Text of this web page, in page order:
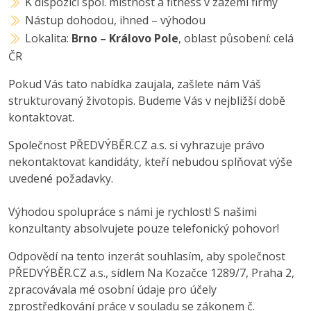
Nástup dohodou, ihned – výhodou
Lokalita: Brno – Královo Pole, oblast působení: celá
ČR
Pokud Vás tato nabídka zaujala, zašlete nám Váš
strukturovaný životopis. Budeme Vás v nejbližší době
kontaktovat.
Společnost PŘEDVÝBĚR.CZ a.s. si vyhrazuje právo
nekontaktovat kandidáty, kteří nebudou splňovat výše
uvedené požadavky.
Výhodou spolupráce s námi je rychlost! S našimi
konzultanty absolvujete pouze telefonický pohovor!
Odpovědí na tento inzerát souhlasím, aby společnost
PŘEDVÝBĚR.CZ a.s., sídlem Na Kozačce 1289/7, Praha 2,
zpracovávala mé osobní údaje pro účely
zprostředkování práce v souladu se zákonem č.